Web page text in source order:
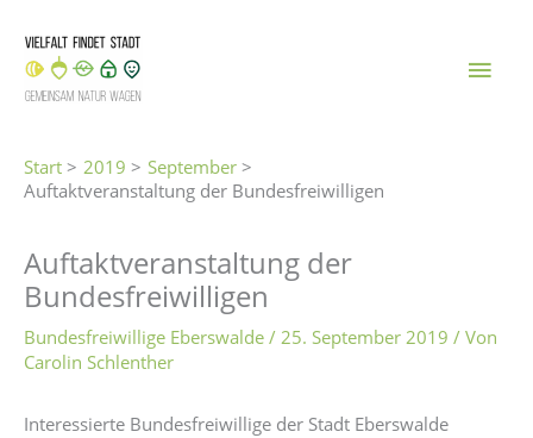
Inhalt
springen
Start 2019
September
Auftaktveranstaltung der Bundesfreiwilligen
Auftaktveranstaltung der
Bundesfreiwilligen
Bundesfreiwillige Eberswalde / 25. September 2019 / Von
Carolin Schlenther
Interessierte Bundesfreiwillige der Stadt Eberswalde